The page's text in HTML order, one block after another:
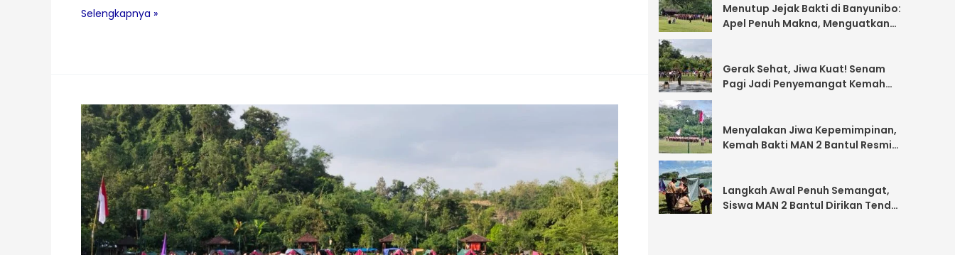
Menutup
Apel
Penuh
Makna,
Menguatkan
Tanggung
Jawab
dan
Kebersamaan
Selengkapnya »
Menutup Jejak Bakti di Banyunibo:
Apel Penuh Makna, Menguatkan
Gerak Sehat, Jiwa Kuat! Senam
Pagi Jadi Penyemangat Kemah
Menyalakan Jiwa Kepemimpinan,
Kemah Bakti MAN 2 Bantul Resmi
Langkah Awal Penuh Semangat,
Siswa MAN 2 Bantul Dirikan Tenda